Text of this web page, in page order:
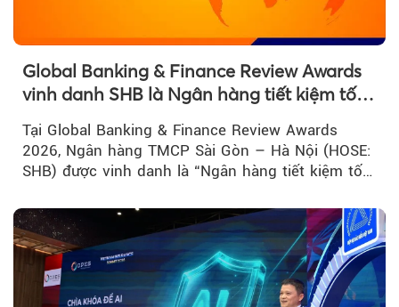
Global Banking & Finance Review Awards
vinh danh SHB là Ngân hàng tiết kiệm tốt
Tại Global Banking & Finance Review Awards
2026, Ngân hàng TMCP Sài Gòn – Hà Nội (HOSE:
SHB) được vinh danh là “Ngân hàng tiết kiệm tốt